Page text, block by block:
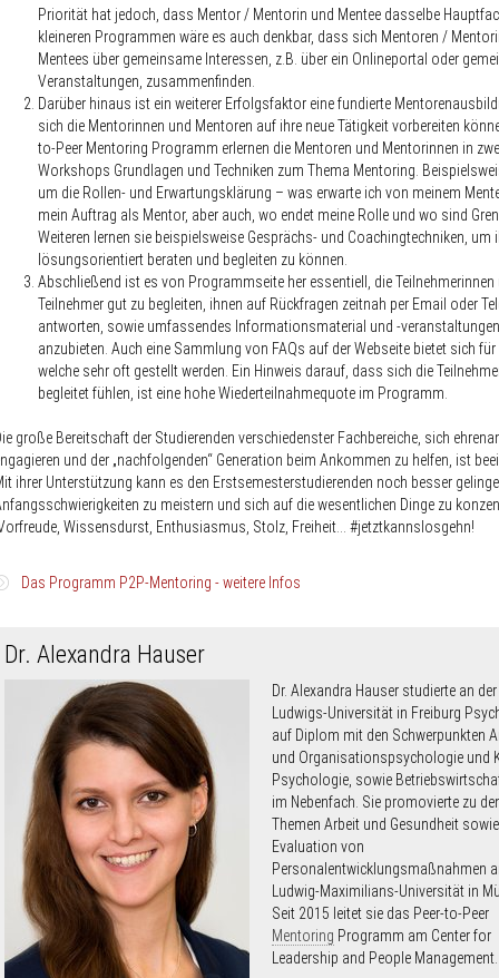
Priorität hat jedoch, dass Mentor / Mentorin und Mentee dasselbe
kleineren Programmen wäre es auch denkbar, dass sich Mentoren /
Mentees über gemeinsame Interessen, z.B. über ein Onlineportal oder
Veranstaltungen, zusammenfinden.
Darüber hinaus ist ein weiterer Erfolgsfaktor einefundierte
sich die Mentorinnen und Mentoren auf ihre neue Tätigkeit vorbereiten
to-Peer Mentoring Programm erlernen die Mentoren und Mentorinnen in
Workshops Grundlagen und Techniken zum Thema Mentoring.
um die Rollen- und Erwartungsklärung – was erwarte ich von meinem
mein Auftrag als Mentor, aber auch, wo endet meine Rolle und wo sind
Weiteren lernen sie beispielsweise Gesprächs- und Coachingtechniken, um
lösungsorientiert beraten und begleiten zu können.
Abschließend ist es von Programmseite her essentiell, dieTeilnehmerinnen
Teilnehmer gut zu begleiten, ihnen auf Rückfragen zeitnah per Email oder
antworten, sowie umfassendes Informationsmaterial und -veranstaltungen
anzubieten. Auch eine Sammlung von FAQs auf der Webseite bietet sich für
welche sehr oft gestellt werden. Ein Hinweis darauf, dass sich die
begleitet fühlen, ist eine hohe Wiederteilnahmequote im Programm.
große Bereitschaft der Studierenden verschiedenster Fachbereiche, sich
und der „nachfolgenden“ Generation beim Ankommen zu helfen, ist
ihrer Unterstützung kann es den Erstsemesterstudierenden noch besser
zu meistern und sich auf die wesentlichen Dinge zu
Wissensdurst, Enthusiasmus, Stolz, Freiheit... #jetztkannslosgehn!
Das Programm P2P-Mentoring - weitere Infos
Das
Programm
Mentoring
weitere
InfosDas Team des P2P-Mentoring. Von links nach rechts: Birgit Neurath, Sophie Drozdzewski, Enikö
Sonja Militz, Mariella Stockkamp, PD Dr. Silke Weisweiler, Dr. Alexandra Hauser, Prof. Dr. Dieter
LMU
Das P2P-Mentoring wurde 2012 mit der Förderung aus demQualitätspakt
Rahmen von
Lehre@LMU
an der LMU etabliert (Förderkennzeichen
P2P- MentoringProgramm ist Teil des Center for Leadership and People
(CLPM), einer Forschungs-, Trainings- und Beratungseinrichtung der LMU unter
Gesamtleitung von Prof. Dr. Dieter Frey und PD Dr. Silke Weisweiler. Das CLPM
Dr. Alexandra Hauser
Dr. Alexandra Hauser studierte an
Ludwigs-Universität in Freiburg
auf Diplom mit den Schwerpunkten
und Organisationspsychologie und
Psychologie, sowie
im Nebenfach. Sie promovierte zu
Themen Arbeit und Gesundheit sowie
Evaluation von
Personalentwicklungsmaßnahmen
Ludwig-Maximilians-Universität in
Seit 2015 leitet sie das Peer-to-Peer
Mentoring Programm am Center for
Leadership and People Management.